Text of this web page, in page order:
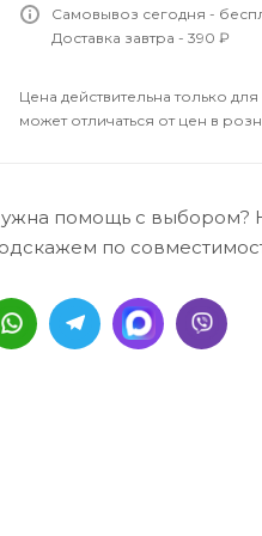
Самовывоз сегодня -
Доставка завтра - 390 ₽
Цена действительна только
может отличаться от цен в
помощь с выбором?
по